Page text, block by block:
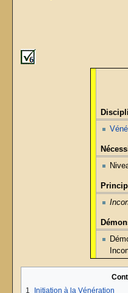
1
Initiation à la Vénération